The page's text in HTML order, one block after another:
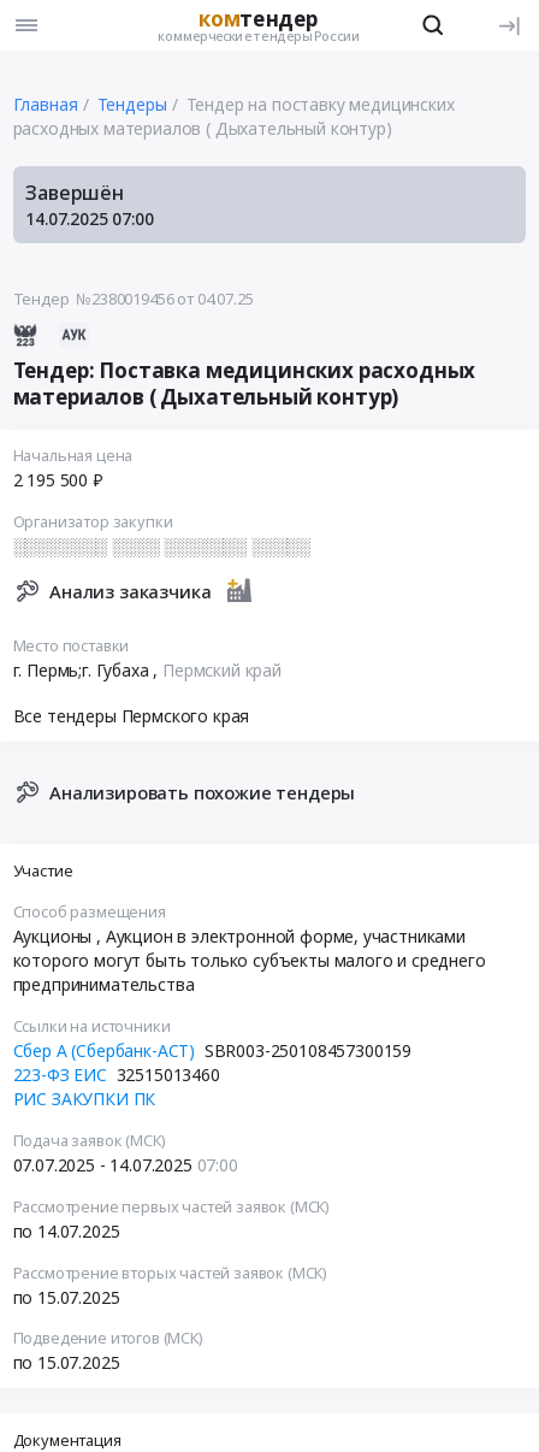
комтендер
коммерческие тендеры России
Главная Тендеры
Тендер на поставку медицинских
расходных материалов ( Дыхательный контур)
Завершён
14.07.2025 07:00
Тендер №2380019456от 04.07.25
Тендер: Поставка медицинских расходных
материалов ( Дыхательный контур)
Начальная цена
2 195 500 ₽
Организатор закупки
░░░░░░░░ ░░░░ ░░░░░░░ ░░░░░
Анализ заказчика
Место поставки
г. Пермь;г. Губаха , Пермский край
Все тендеры Пермского края
Анализировать похожие тендеры
Участие
Способ размещения
Аукционы , Аукцион в электронной форме, участниками
которого могут быть только субъекты малого и среднего
предпринимательства
Ссылки на источники
Сбер А (Сбербанк-АСТ) SBR003-250108457300159
223-ФЗ ЕИС 32515013460
РИС ЗАКУПКИ ПК
Подача заявок (МСК)
07.07.2025 - 14.07.2025 07:00
Рассмотрение первых частей заявок (МСК)
по 14.07.2025
Рассмотрение вторых частей заявок (МСК)
по 15.07.2025
Подведение итогов (МСК)
по 15.07.2025
Документация